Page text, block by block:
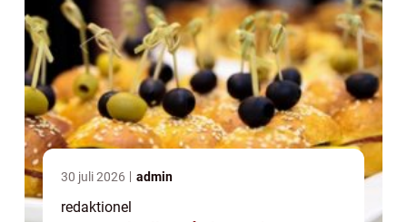
30 juli 2026 admin
redaktionel